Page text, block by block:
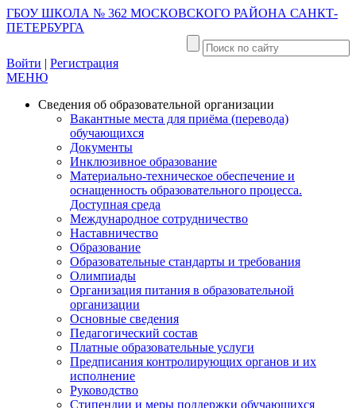
ГБОУ ШКОЛА № 362 МОСКОВСКОГО РАЙОНА САНКТ-
ПЕТЕРБУРГА
Войти | Регистрация
МЕНЮ
Сведения об образовательной организации
Вакантные места для приёма (перевода)
обучающихся
Документы
Инклюзивное образование
Материально-техническое обеспечение и
оснащенность образовательного процесса.
Доступная среда
Международное сотрудничество
Наставничество
Образование
Образовательные стандарты и требования
Олимпиады
Организация питания в образовательной
организации
Основные сведения
Педагогический состав
Платные образовательные услуги
Предписания контролирующих органов и их
исполнение
Руководство
Стипендии и меры поддержки обучающихся